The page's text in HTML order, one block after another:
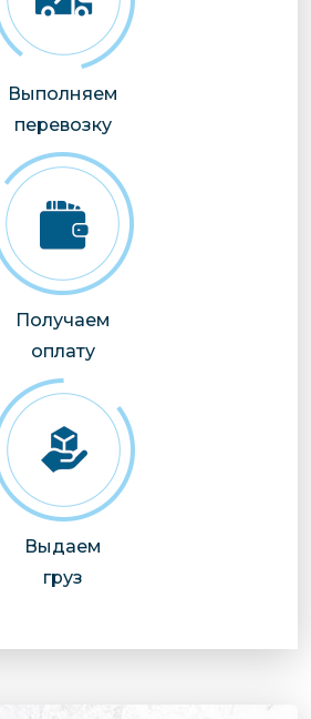
Выполняем
перевозку
Получаем
оплату
Выдаем
груз